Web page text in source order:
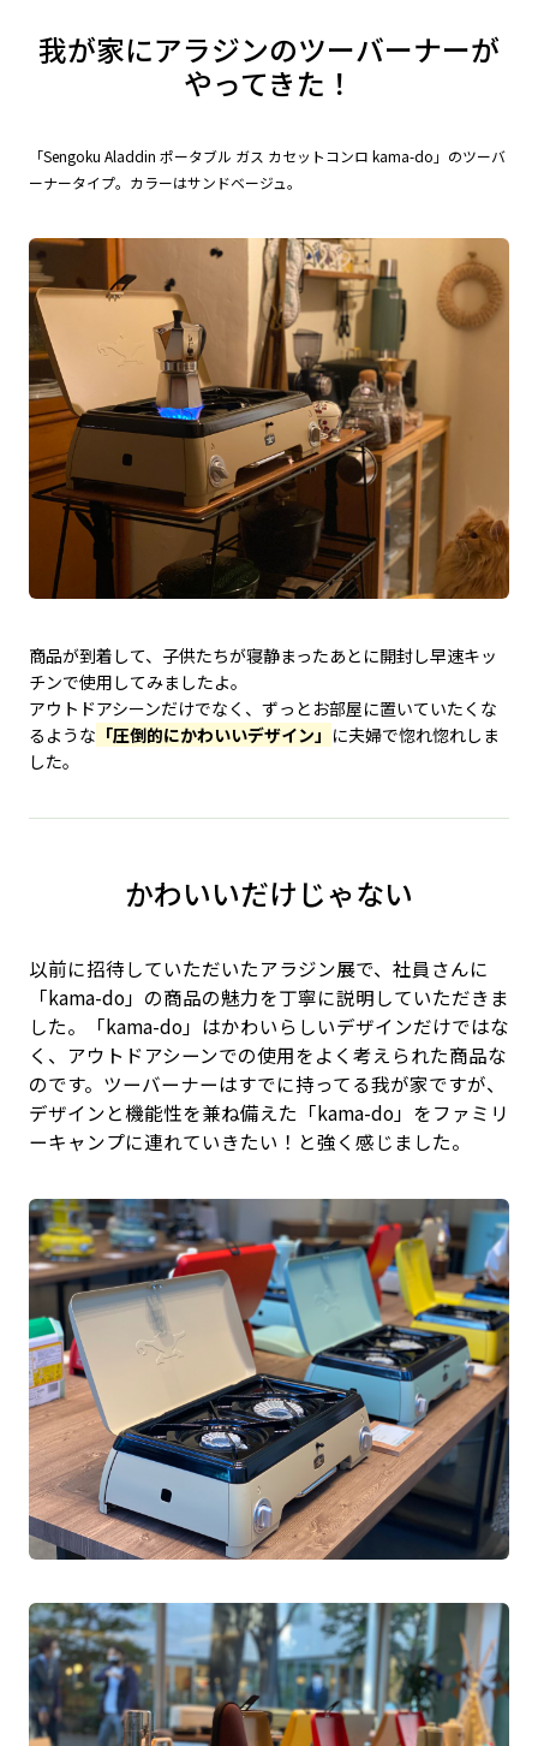
我が家にアラジンのツーバーナーが
やってきた！
「Sengoku Aladdin ポータブル ガス カセットコンロ kama-do」のツーバ
ーナータイプ。カラーはサンドベージュ。
商品が到着して、子供たちが寝静まったあとに開封し早速キッ
チンで使用してみましたよ。
アウトドアシーンだけでなく、ずっとお部屋に置いていたくな
るような 「圧倒的にかわいいデザイン」 ​に​夫婦で惚れ惚れしま
した。
かわいいだけじゃない
以前に招待していただいたアラジン展で、社員さんに
「kama-do」の商品の魅力を丁寧に説明していただきま
した。「kama-do」はかわいらしいデザインだけではな
く、アウトドアシーンでの使用をよく考えられた商品な
のです。ツーバーナーはすでに持ってる我が家ですが、
デザインと機能性を兼ね備えた「kama-do」をファミリ
ーキャンプに連れていきたい！と強く感じました。